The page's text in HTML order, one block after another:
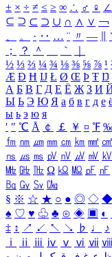
± × ÷ ≠ ≤ ≥ ∞ ∴ ♂ ♀ ∠
⊆ ⊇ ⊂ ⊃ ∪ ∩ ∧ ∨ ￢
、
。 · ‥ … ¨ 〃 ―
；
？ ＾ ｀
½ ⅓ ⅔ ¼ ¾ ⅛ ⅜ ⅝ ⅞ ¹
Æ Ð Ħ Ĳ Ł Ø Œ Þ Ŧ Ŋ
А Б В Г Д Е Ё Ж З И
Ы Ь Э Ю Я а б в г д е
ы ь э ю я
′ ″ ℃ Å ￠ ￡ ￥ ¤ ℉
㎙ ㎚ ㎛ ㎜ ㎝ ㎞ ㎟ ㎠
㎱ ㎲ ㎳ ㎴ ㎵ ㎶ ㎷ ㎸
㎒ ㎓ ㎔ Ω ㏀ ㏁ ㎊ ㎋
㏃ ㏉ ㏜ ㏆
§ ※ ☆ ★ ○ ● ◎ ◇ ◆
♠ ♡ ♥ ♧ ♣ ⊙ ◈ ▣ ◐
‡ ↕ ↗ ↙ ↖ ↘ ♭ ♩ ♪
ⅰ
ⅱ ⅲ ⅳ ⅴ ⅵ ⅶ ⅷ